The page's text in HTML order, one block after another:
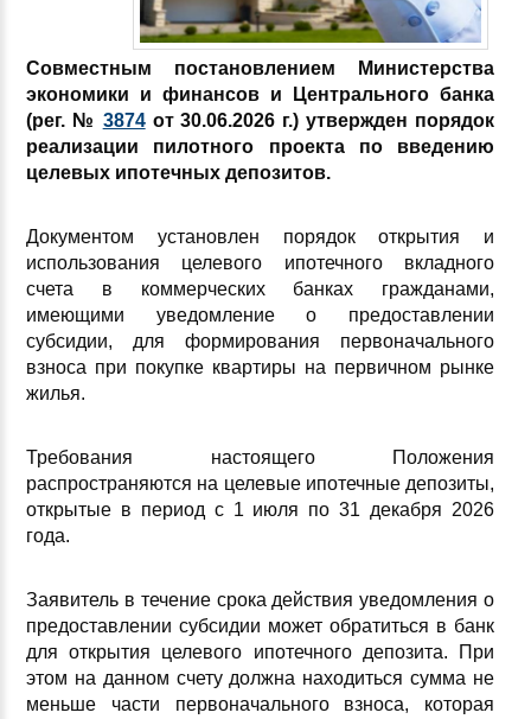
Совместным постановлением Министерства
экономики и финансов и Центрального банка
(рег. № 3874от 30.06.2026 г.) утвержден порядок
реализации пилотного проекта по введению
целевых ипотечных депозитов.
Документом установлен порядок открытия и
использования целевого ипотечного вкладного
счета в коммерческих банках гражданами,
имеющими уведомление о предоставлении
субсидии, для формирования первоначального
взноса при покупке квартиры на первичном рынке
жилья.
Требования настоящего Положения
распространяются на целевые ипотечные депозиты,
открытые в период с 1 июля по 31 декабря 2026
года.
Заявитель в течение срока действия уведомления о
предоставлении субсидии может обратиться в банк
для открытия целевого ипотечного депозита. При
этом на данном счету должна находиться сумма не
меньше части первоначального взноса, которая